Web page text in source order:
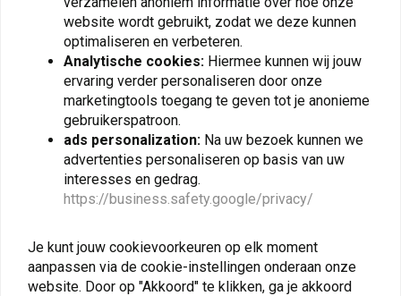
Yamaha Ténéré 700 | Mat
€42,96
Kies Kleur
€69,95
View more
website wordt gebruikt, zodat we deze kunnen
optimaliseren en verbeteren.
Analytische cookies: Hiermee kunnen wij jouw
ervaring verder personaliseren door onze
marketingtools toegang te geven tot je anonieme
gebruikerspatroon.
ads personalization: Na uw bezoek kunnen we
advertenties personaliseren op basis van uw
interesses en gedrag.
https://business.safety.google/privacy/
Je kunt jouw cookievoorkeuren op elk moment
aanpassen via de cookie-instellingen onderaan onze
website. Door op "Akkoord" te klikken, ga je akkoord